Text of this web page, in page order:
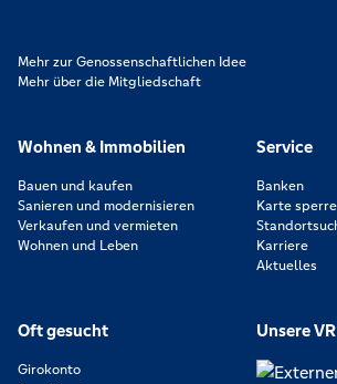
Mehr zur Genossenschaftlichen Idee
Mehr über die Mitgliedschaft
Wohnen & Immobilien
Bauen und kaufen
Sanieren und modernisieren
Verkaufen und vermieten
Wohnen und Leben
Service
Banken
Karte
Karriere
Aktuelles
Oft gesucht
Girokonto
Unsere